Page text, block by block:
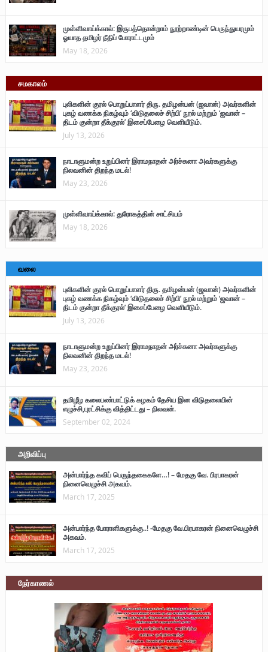
முள்ளிவாய்க்கால்: இருபத்தொன்றாம் நூற்றாண்டின் பெருந்துயரமும்
ஓயாத தமிழர் நீதிப் போராட்டமும்
May 18, 2026
சமகாலம்
புலிகளின் குரல் பொறுப்பாளர் திரு. தமிழன்பன் (ஜவான்) அவர்களின்
புகழ் வணக்க நிகழ்வும் ‘விடுதலைச் சிற்பி’ நூல் மற்றும் ‘ஜவான் –
திடம் குன்றா தீக்குரல்’ இசைப்பேழை வெளியீடும்.
July 13, 2026
நாடாளுமன்ற உறுப்பினர் இராமநாதன் அர்ச்சுனா அவர்களுக்கு
நிலவனின் திறந்த மடல்!
May 23, 2026
முள்ளிவாய்க்கால்: துரோகத்தின் சாட்சியம்
May 18, 2026
வலை
புலிகளின் குரல் பொறுப்பாளர் திரு. தமிழன்பன் (ஜவான்) அவர்களின்
புகழ் வணக்க நிகழ்வும் ‘விடுதலைச் சிற்பி’ நூல் மற்றும் ‘ஜவான் –
திடம் குன்றா தீக்குரல்’ இசைப்பேழை வெளியீடும்.
July 13, 2026
நாடாளுமன்ற உறுப்பினர் இராமநாதன் அர்ச்சுனா அவர்களுக்கு
நிலவனின் திறந்த மடல்!
May 23, 2026
தமிழீழ கலைபண்பாட்டுக் கழகம் தேசிய இன விடுதலையின்
எழுச்சி,புரட்சிக்கு வித்திட்டது – நிலவன்.
September 02, 2024
அறிவிப்பு
அன்பார்ந்த கவிப் பெருந்தகைகளே…! – மேதகு வே. பிரபாகரன்
நினைவெழுச்சி அகவம்.
March 17, 2025
அன்பார்ந்த போராளிகளுக்கு..! -மேதகு வே.பிரபாகரன் நினைவெழுச்சி
அகவம்.
March 17, 2025
நேர்காணல்